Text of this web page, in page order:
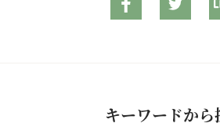
キーワードから